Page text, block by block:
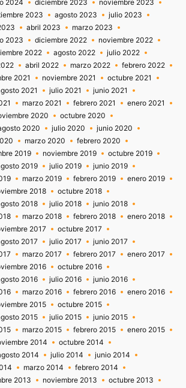
2024 diciembre 2023
noviembre 2023
2023 agosto 2023
julio 2023
abril 2023
marzo 2023
2023 diciembre 2022
noviembre 2022
2022 agosto 2022
julio 2022
abril 2022 marzo 2022
febrero 2022
2021 noviembre 2021
octubre 2021
2021 julio 2021
junio 2021
marzo 2021 febrero 2021
enero 2021
2020
octubre 2020
2020 julio 2020
junio 2020
marzo 2020
febrero 2020
2019 noviembre 2019
octubre 2019
2019 julio 2019
junio 2019
marzo 2019 febrero 2019
enero 2019
2018
octubre 2018
2018 julio 2018
junio 2018
marzo 2018 febrero 2018
enero 2018
2017
octubre 2017
2017 julio 2017
junio 2017
marzo 2017 febrero 2017
enero 2017
2016
octubre 2016
2016 julio 2016
junio 2016
marzo 2016 febrero 2016
enero 2016
2015
octubre 2015
2015 julio 2015
junio 2015
marzo 2015 febrero 2015
enero 2015
2014
octubre 2014
2014 julio 2014
junio 2014
marzo 2014
febrero 2014
2013 noviembre 2013
octubre 2013